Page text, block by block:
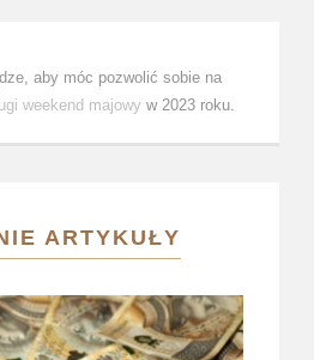
aby móc pozwolić sobie na
weekend majowy w 2023 roku.
ARTYKUŁY